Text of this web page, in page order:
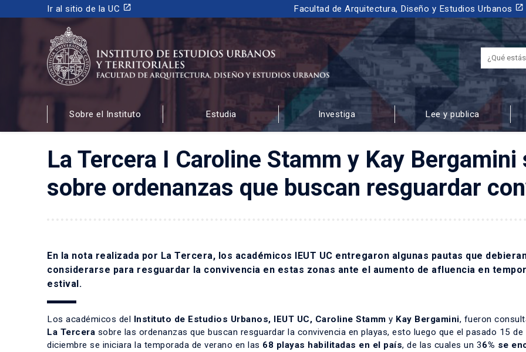
Ir al sitio de la UC launch Facultad de Arquitectura, Diseño y Estudios Urbanos launch
INSTITUTO DE ESTUDIOS URBANOS
Y TERRITORIALES
FACULTAD DE ARQUITECTURA, DISEÑO Y ESTUDIOS URBANOS
Sobre el Instituto Estudia Investiga Lee y publica
La Tercera I Caroline Stamm y Kay
sobre ordenanzas que buscan resguardar
En la nota realizada por La Tercera, los académicos IEUT UC entregaron algunas pautas que
considerarse para resguardar la convivencia en estas zonas ante el aumento de afluencia en
estival.
Los académicos del Instituto de Estudios Urbanos, IEUT UC, Caroline Stamm y Kay Bergamini, fueron
La Tercera sobre las ordenanzas que buscan resguardar la convivencia en playas, esto luego que el pasado 15 de
diciembre se iniciara la temporada de verano en las 68 playas habilitadas en el país, de las cuales un 36% se